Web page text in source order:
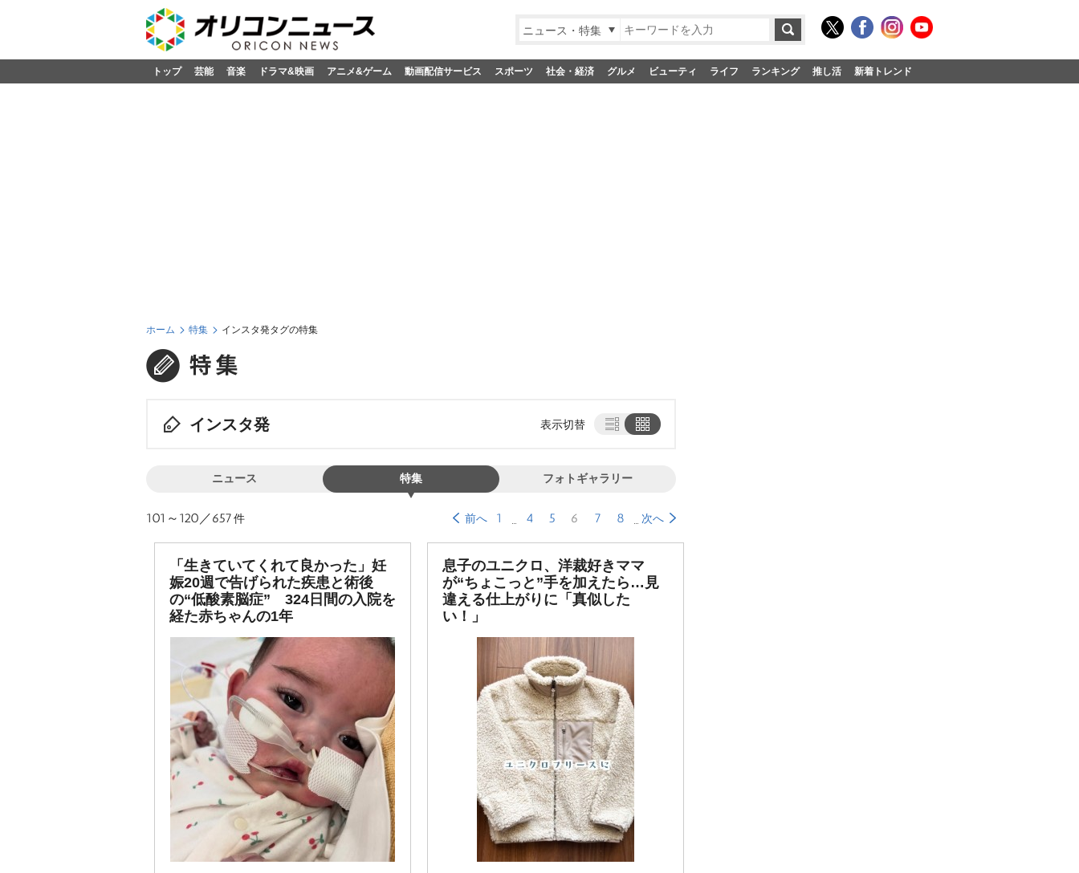
ニュース・特集
トップ 芸能 音楽 ドラマ&映画 アニメ&ゲーム 動画配信サービス スポーツ 社会・経済 グルメ ビューティ ライフ ランキング 推し活 新着トレンド
ホーム 特集 インスタ発タグの特集
インスタ発 表示切替
ニュース 特集 フォトギャラリー
101～120／657件 前へ 1 4 5 6 7 8 次へ
「生きていてくれて良かった」妊
娠20週で告げられた疾患と術後
の“低酸素脳症” 324日間の入院を
経た赤ちゃんの1年
息子のユニクロ、洋裁好きママ
が“ちょこっと”手を加えたら…見
違える仕上がりに「真似した
い！」